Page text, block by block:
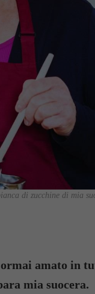
di zucchine di mia
amato in
mia suocera.